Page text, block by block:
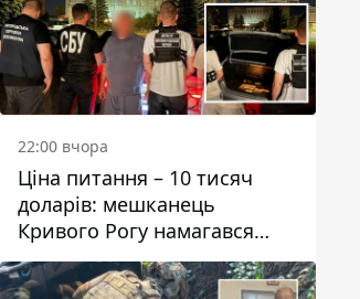
22:00 вчора
Ціна питання – 10 тисяч
доларів: мешканець
Кривого Рогу намагався
переправити чоловіка до
Словаччини